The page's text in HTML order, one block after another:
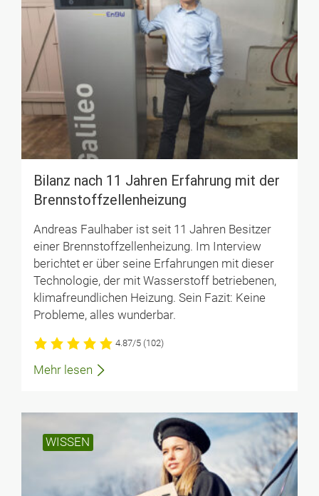
Bilanz nach 11 Jahren Erfahrung mit der
Brenn­stoff­zellen­heizung
Andreas Faulhaber ist seit 11 Jahren Besitzer
einer Brennstoffzellenheizung. Im Interview
berichtet er über seine Erfahrungen mit dieser
Technologie, der mit Wasserstoff betriebenen,
klimafreundlichen Heizung. Sein Fazit: Keine
Probleme, alles wunderbar.
4.87/5 (102)
Mehr lesen
WISSEN